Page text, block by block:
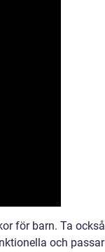
för barn. Ta också
och passar